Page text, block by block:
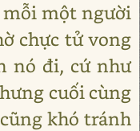
một người
chực tử vong
nó đi, cứ như
cuối cùng
khó tránh